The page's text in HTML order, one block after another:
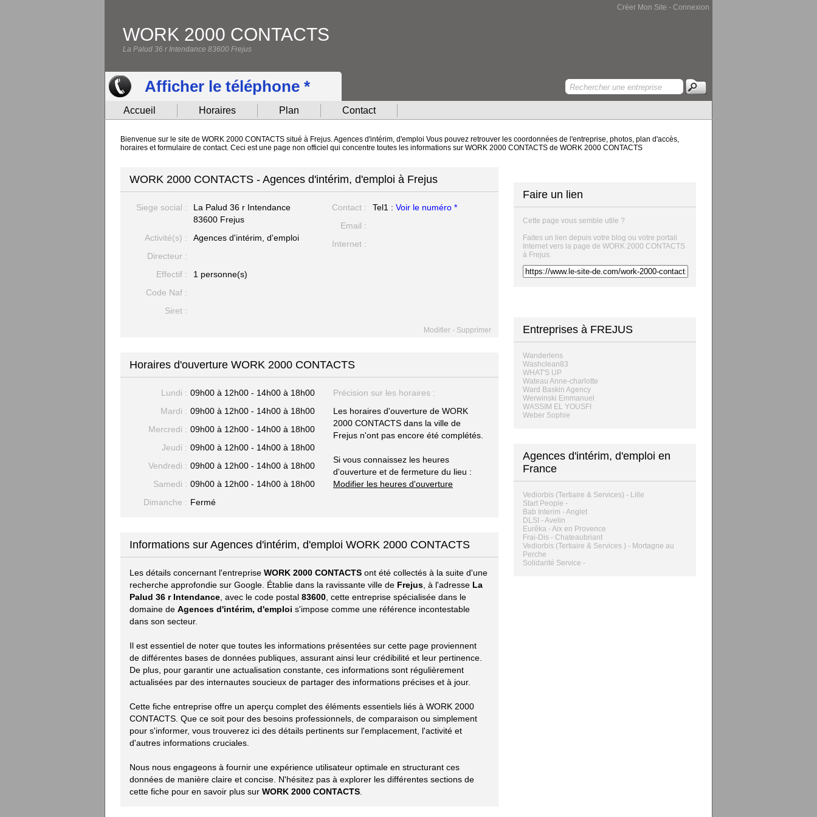
Créer Mon Site - Connexion
WORK 2000 CONTACTS
La Palud 36 r Intendance 83600 Frejus
Afficher le téléphone *
Accueil Horaires Plan Contact
Bienvenue sur le site de WORK 2000 CONTACTS situé à Frejus. Agences d'intérim, d'emploi Vous pouvez retrouver les coordonnées de l'entreprise, photos, plan d'accès,
horaires et formulaire de contact. Ceci est une page non officiel qui concentre toutes les informations sur WORK 2000 CONTACTS de WORK 2000 CONTACTS
WORK 2000 CONTACTS - Agences d'intérim, d'emploi à Frejus
Siege social :
La Palud 36 r Intendance
83600 Frejus
Activité(s) :
Agences d'intérim, d'emploi
Directeur :
Effectif :
1 personne(s)
Code Naf :
Siret :
Contact : Tel1 : Voir le numéro *
Email :
Internet :
Modifier - Supprimer
Horaires d'ouverture WORK 2000 CONTACTS
Lundi : 09h00 à 12h00 - 14h00 à 18h00
Mardi : 09h00 à 12h00 - 14h00 à 18h00
Mercredi : 09h00 à 12h00 - 14h00 à 18h00
Jeudi : 09h00 à 12h00 - 14h00 à 18h00
Vendredi : 09h00 à 12h00 - 14h00 à 18h00
Samedi : 09h00 à 12h00 - 14h00 à 18h00
Dimanche : Fermé
Précision sur les horaires :
Les horaires d'ouverture de WORK
2000 CONTACTS dans la ville de
Frejus n'ont pas encore été complétés.
Si vous connaissez les heures
d'ouverture et de fermeture du lieu :
Modifier les heures d'ouverture
Informations sur Agences d'intérim, d'emploi WORK 2000 CONTACTS
Les détails concernant l'entreprise WORK 2000 CONTACTS ont été collectés à la suite d'une
recherche approfondie sur Google. Établie dans la ravissante ville de Frejus , à l'adresse La
Palud 36 r Intendance , avec le code postal 83600 , cette entreprise spécialisée dans le
domaine de Agences d'intérim, d'emploi s'impose comme une référence incontestable
dans son secteur.
Il est essentiel de noter que toutes les informations présentées sur cette page proviennent
de différentes bases de données publiques, assurant ainsi leur crédibilité et leur pertinence.
De plus, pour garantir une actualisation constante, ces informations sont régulièrement
actualisées par des internautes soucieux de partager des informations précises et à jour.
Cette fiche entreprise offre un aperçu complet des éléments essentiels liés à WORK 2000
CONTACTS. Que ce soit pour des besoins professionnels, de comparaison ou simplement
pour s'informer, vous trouverez ici des détails pertinents sur l'emplacement, l'activité et
d'autres informations cruciales.
Nous nous engageons à fournir une expérience utilisateur optimale en structurant ces
données de manière claire et concise. N'hésitez pas à explorer les différentes sections de
cette fiche pour en savoir plus sur WORK 2000 CONTACTS
Faire un lien
Cette page vous semble utile ?
Faites un lien depuis votre blog ou votre portail
Internet vers la page de WORK 2000 CONTACTS
à Frejus.
Entreprises à FREJUS
Wanderlens
Washclean83
WHAT'S UP
Wateau Anne-charlotte
Ward Baskin Agency
Werwinski Emmanuel
WASSIM EL YOUSFI
Weber Sophie
Agences d'intérim, d'emploi en
France
Vediorbis (Tertiaire & Services) - Lille
Start People -
Bab Interim - Anglet
DLSI - Avelin
Eurêka - Aix en Provence
Frai-Dis - Chateaubriant
Vediorbis (Tertiaire & Services ) - Mortagne au
Perche
Solidarité Service -